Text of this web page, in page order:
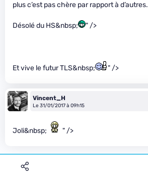
plus c’est pas chère par rapport à d’autres.
Désolé du HS&nbsp; " />
Et vive le futur TLS&nbsp; " />
Vincent_H
Le 31/01/2017 à 09h15
Joli&nbsp; " />